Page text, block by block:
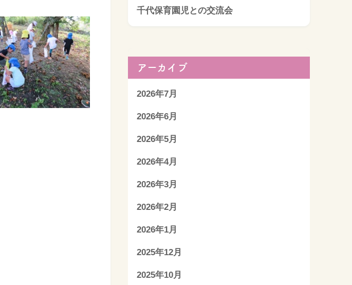
千代保育園児との交流会
アーカイブ
2026年7月
2026年6月
2026年5月
2026年4月
2026年3月
2026年2月
2026年1月
2025年12月
2025年10月